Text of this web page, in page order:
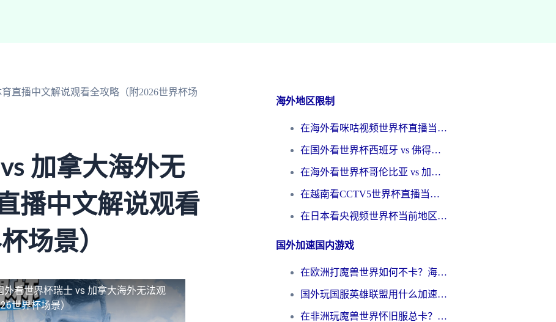
直播中文解说观看全攻略（附2026世界杯场
加拿大海外无
播中文解说观看
场景）
外看世界杯瑞士 vs 加拿大海外无法观
世界杯场景）
海外地区限制
在海外看咪咕视频世界杯直播当前IP受限制？这篇指南帮你搞定所有体育赛事观看难题
在国外看世界杯西班牙 vs 佛得角无法播放？这篇指南帮你解锁所有中文体育直播
在海外看世界杯哥伦比亚 vs 加纳当前IP受限制？这篇指南帮你流畅看中文解说赛事
在越南看CCTV5世界杯直播当前IP受限制？海外党体育观赛终极指南来了
在日本看央视频世界杯当前地区不可播放？海外党体育观赛终极指南
国外加速国内游戏
在欧洲打魔兽世界如何不卡？海外玩家的国服游戏加速终极攻略
国外玩国服英雄联盟用什么加速器好？海外党亲测有效的国服游戏加速指南
在非洲玩魔兽世界怀旧服总卡？别慌，这份指南帮你丝滑开荒